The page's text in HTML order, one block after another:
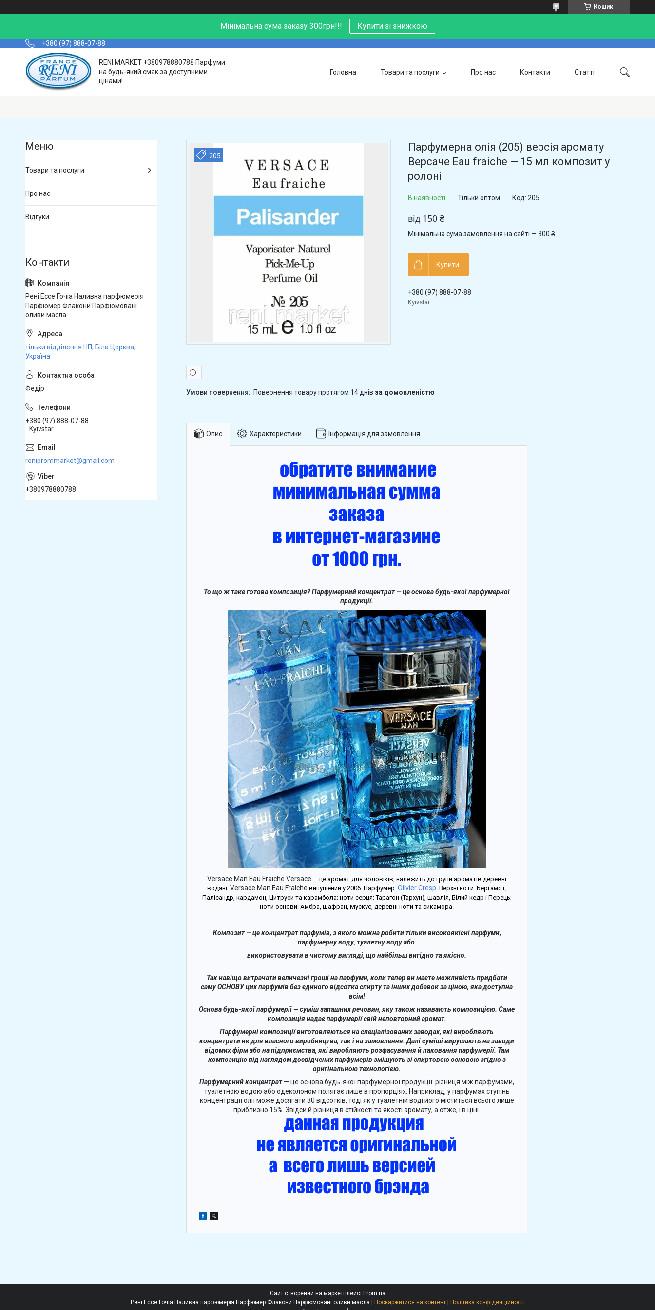
Кошик
Мінімальна сума заказу 300грн!!! Купити зі знижкою
+380 (97) 888-07-88
RENI.MARKET +380978880788 Парфуми
на будь-який смак за доступними
цінами!
Головна Товари та послуги Про нас Контакти Статті
205
Парфумерна олія (205) версія аромату
Версаче Eau fraiche — 15 мл композит у
ролоні
В наявності Тільки оптом Код: 205
від 150 ₴
Мінімальна сума замовлення на сайті — 300 ₴
Купити
+380 (97) 888-07-88
Kyivstar
повернення товару протягом 14 днів за домовленістю
Опис Характеристики Інформація для замовлення
То що ж таке готова композиція? Парфумерний концентрат — це основа будь-якої парфумерної
продукції.
Versace Man Eau Fraiche Versace — це аромат для чоловіків, належить до групи ароматів деревні
водяні. Versace Man Eau Fraiche випущений у 2006. Парфумер: Olivier Cresp. Верхні ноти: Бергамот,
Палісандр, кардамон, Цитруси та карамбола; ноти серця: Тарагон (Тархун), шавлія, Білий кедр і Перець;
ноти основи: Амбра, шафран, Мускус, деревні ноти та сикамора.
Композит — це концентрат парфумів, з якого можна робити тільки високоякісні парфуми,
парфумерну воду, туалетну воду або
використовувати в чистому вигляді, що найбільш вигідно та якісно.
Так навіщо витрачати величезні гроші на парфуми, коли тепер ви маєте можливість придбати
саму ОСНОВУ цих парфумів без єдиного відсотка спирту та інших добавок за ціною, яка доступна
всім!
Основа будь-якої парфумерії — суміш запашних речовин, яку також називають композицією. Саме
композиція надає парфумерії свій неповторний аромат.
Парфумерні композиції виготовляються на спеціалізованих заводах, які виробляють
концентрати як для власного виробництва, так і на замовлення. Далі суміші вирушають на заводи
відомих фірм або на підприємства, які виробляють розфасування й паковання парфумерії. Там
композицію під наглядом досвідчених парфумерів змішують зі спиртовою основою згідно з
оригінальною технологією.
Парфумерний концентрат— це основа будь-якої парфумерної продукції: різниця між парфумами,
туалетною водою або одеколоном полягає лише в пропорціях. Наприклад, у парфумах ступінь
концентрації олії може досягати 30 відсотків, тоді як у туалетній воді його міститься всього лише
приблизно 15%. Звідси й різниця в стійкості та якості аромату, а отже, і в ціні.
Товари та послуги
Про нас
Відгуки
Рені Ессе Гочіа Наливна парфюмерія
Парфюмер Флакони Парфюмовані
оливи масла
тільки відділення НП, Біла Церква,
Україна
Федір
+380 (97) 888-07-88
Kyivstar
reniprommarket@gmail.com
+380978880788
Сайт створений на маркетплейсі Prom.ua
Поскаржитися на контент
Політика конфіденційності